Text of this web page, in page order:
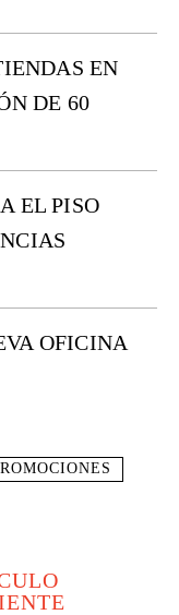
EN
DE 60
EL PISO
OFICINA